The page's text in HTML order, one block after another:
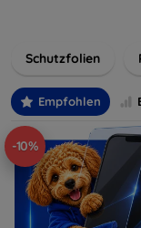
installieren und
wertvolles Gerät
digitales Erlebnis.
Schutzfolien
Empfohlen
-10%